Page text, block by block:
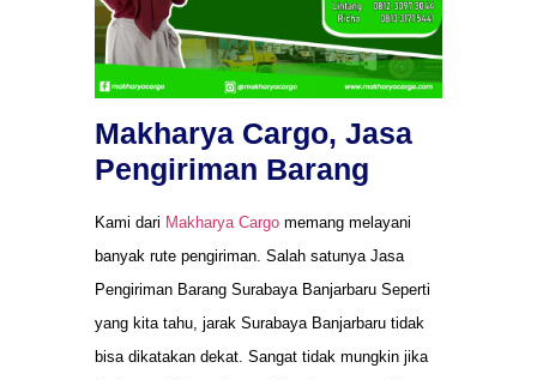
Makharya Cargo, Jasa
Pengiriman Barang
Kami dari Makharya Cargo memang melayani
banyak rute pengiriman. Salah satunya Jasa
Pengiriman Barang Surabaya Banjarbaru Seperti
yang kita tahu, jarak Surabaya Banjarbaru tidak
bisa dikatakan dekat. Sangat tidak mungkin jika